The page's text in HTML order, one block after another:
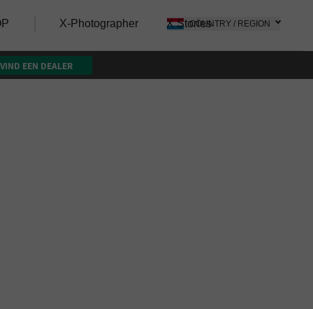
X-Photographer X StoriesCOUNTRY / REGION
VIND EEN DEALER